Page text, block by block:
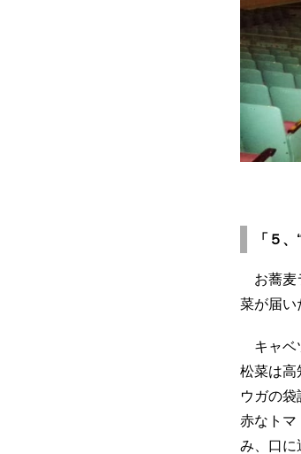
「５
お蕎麦
菜が届い
キャベ
松菜は高
ウガの
赤なトマ
み、口に